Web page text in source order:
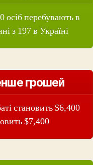
осіб перебувають в
з 197 в Україні
грошей
становить $6,400
$7,400